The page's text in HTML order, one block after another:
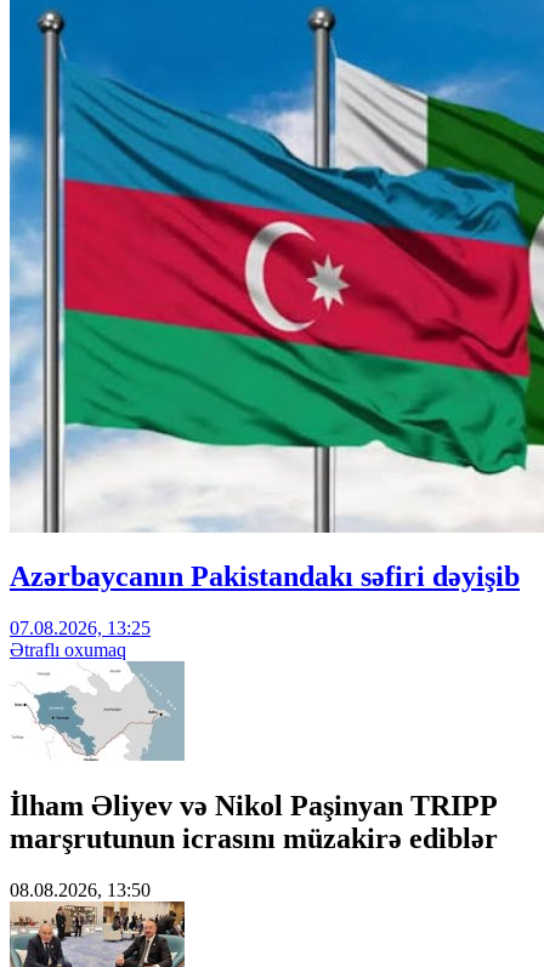
Azərbaycanın Pakistandakı səfiri dəyişib
07.08.2026, 13:25
Ətraflı oxumaq
İlham Əliyev və Nikol Paşinyan TRIPP
marşrutunun icrasını müzakirə ediblər
08.08.2026, 13:50